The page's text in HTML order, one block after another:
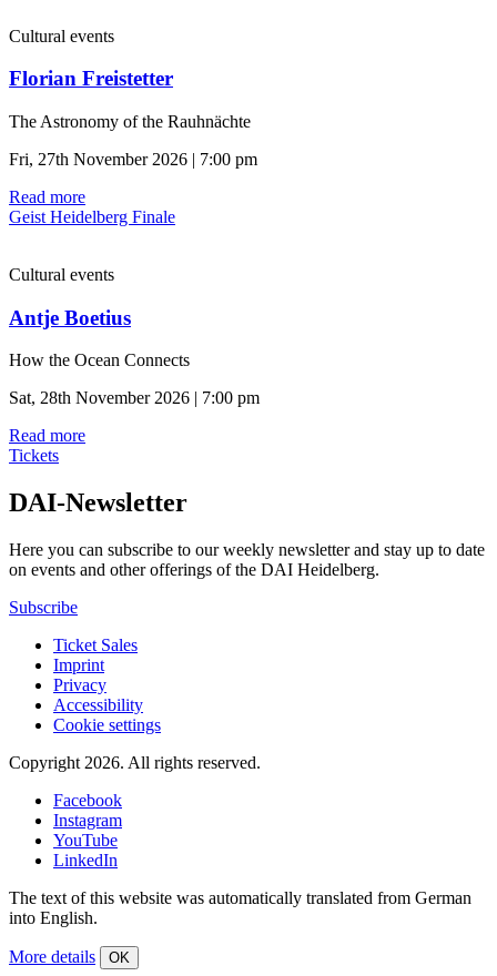
Cultural events
Florian Freistetter
The Astronomy of the Rauhnächte
Fri, 27th November 2026 | 7:00 pm
Read more
Geist Heidelberg Finale
Cultural events
Antje Boetius
How the Ocean Connects
Sat, 28th November 2026 | 7:00 pm
Read more
Tickets
DAI-Newsletter
Here you can subscribe to our weekly newsletter and stay up to date
on events and other offerings of the DAI Heidelberg.
Subscribe
Ticket Sales
Imprint
Privacy
Accessibility
Cookie settings
Copyright 2026. All rights reserved.
Facebook
Instagram
YouTube
LinkedIn
The text of this website was automatically translated from German
into English.
More details OK